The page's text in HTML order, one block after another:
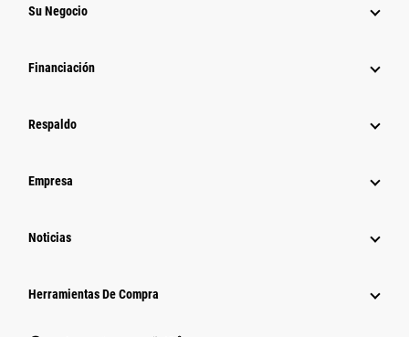
Su Negocio
Financiación
Respaldo
Empresa
Noticias
Herramientas De Compra